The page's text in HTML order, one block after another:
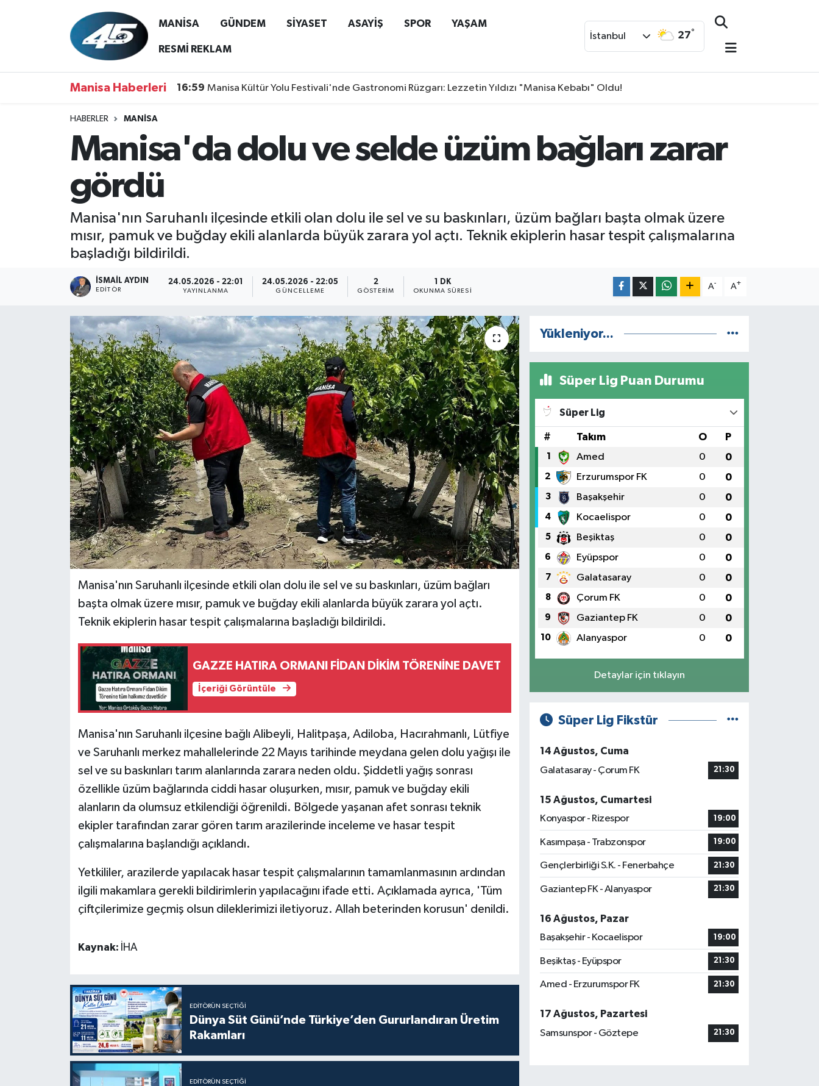
MANİSA GÜNDEM SİYASET ASAYİŞ SPOR YAŞAM
RESMİ REKLAM
İstanbul 27°
Manisa Haberleri 16:59 Manisa Kültür Yolu Festivali'nde Gastronomi Rüzgarı: Lezzetin Yıldızı "Manisa Kebabı" Oldu!
HABERLER MANİSA
Manisa'da dolu ve selde üzüm bağları zarar
gördü
Manisa'nın Saruhanlı ilçesinde etkili olan dolu ile sel ve su baskınları, üzüm bağları başta olmak üzere
mısır, pamuk ve buğday ekili alanlarda büyük zarara yol açtı. Teknik ekiplerin hasar tespit çalışmalarına
başladığı bildirildi.
İSMAIL AYDIN
EDITÖR
24.05.2026 - 22:01
YAYINLANMA
24.05.2026 - 22:05
GÜNCELLEME
2
GÖSTERIM
1 DK
OKUNMA SÜRESI
A- A+
Manisa'nın Saruhanlı ilçesinde etkili olan dolu ile sel ve su baskınları, üzüm bağları
başta olmak üzere mısır, pamuk ve buğday ekili alanlarda büyük zarara yol açtı.
Teknik ekiplerin hasar tespit çalışmalarına başladığı bildirildi.
GAZZE HATIRA ORMANI FİDAN DİKİM TÖRENİNE DAVET
İçeriği Görüntüle
Manisa'nın Saruhanlı ilçesine bağlı Alibeyli, Halitpaşa, Adiloba, Hacırahmanlı, Lütfiye
ve Saruhanlı merkez mahallelerinde 22 Mayıs tarihinde meydana gelen dolu yağışı ile
sel ve su baskınları tarım alanlarında zarara neden oldu. Şiddetli yağış sonrası
özellikle üzüm bağlarında ciddi hasar oluşurken, mısır, pamuk ve buğday ekili
alanların da olumsuz etkilendiği öğrenildi. Bölgede yaşanan afet sonrası teknik
ekipler tarafından zarar gören tarım arazilerinde inceleme ve hasar tespit
çalışmalarına başlandığı açıklandı.
Yetkililer, arazilerde yapılacak hasar tespit çalışmalarının tamamlanmasının ardından
ilgili makamlara gerekli bildirimlerin yapılacağını ifade etti. Açıklamada ayrıca, 'Tüm
çiftçilerimize geçmiş olsun dileklerimizi iletiyoruz. Allah beterinden korusun' denildi.
Kaynak: İHA
EDITÖRÜN SEÇTIĞI
Dünya Süt Günü’nde Türkiye’den Gururlandıran Üretim
Rakamları
EDITÖRÜN SEÇTIĞI
Yükleniyor...
Süper Lig Puan Durumu
Süper Lig
# Takım O P
1 Amed 0 0
2 Erzurumspor FK 0 0
3 Başakşehir 0 0
4 Kocaelispor 0 0
5 Beşiktaş 0 0
6 Eyüpspor 0 0
7 Galatasaray 0 0
8 Çorum FK 0 0
9 Gaziantep FK 0 0
10 Alanyaspor 0 0
Detaylar için tıklayın
Süper Lig Fikstür
14 Ağustos, Cuma
Galatasaray - Çorum FK
21:30
15 Ağustos, Cumartesi
Konyaspor - Rizespor
19:00
Kasımpaşa - Trabzonspor 19:00
Gençlerbirliği S.K. - Fenerbahçe 21:30
Gaziantep FK - Alanyaspor 21:30
16 Ağustos, Pazar
Başakşehir - Kocaelispor
19:00
Beşiktaş - Eyüpspor 21:30
Amed - Erzurumspor FK 21:30
17 Ağustos, Pazartesi
Samsunspor - Göztepe
21:30
MANİSA
RESMİ REKLAM
Hava Durumu
Tüm Manşetler
Son Dakika Haberleri
Haber Arşivi